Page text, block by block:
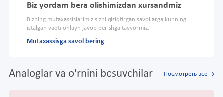
Biz yordam bera olishimizdan xursandmiz
Bizning mutaxassislarimiz sizni qiziqtirgan savollarga kunning
istalgan vaqti onlayn javob berishga tayyormiz.
Mutaxassisga savol bering
Analoglar va o'rnini bosuvchilar Посмотреть все